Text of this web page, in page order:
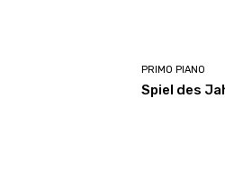
PRIMO PIANO
Spiel des